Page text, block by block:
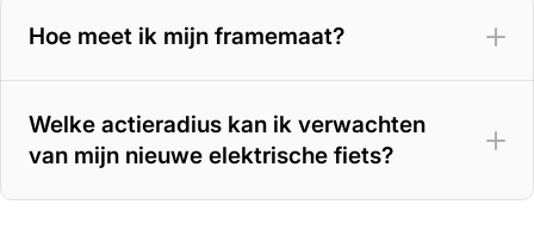
Hoe meet ik mijn framemaat?
Welke actieradius kan ik verwachten
van mijn nieuwe elektrische fiets?